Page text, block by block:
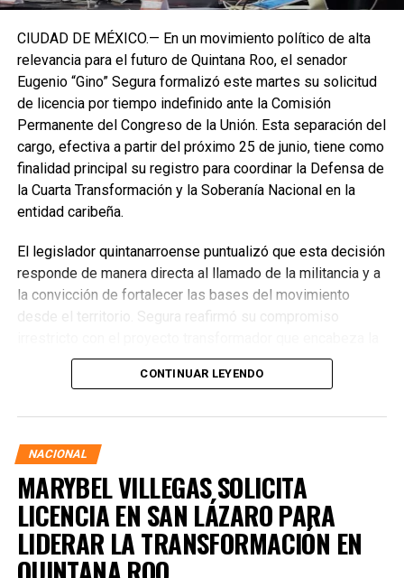
CIUDAD DE MÉXICO.— En un movimiento político de alta
relevancia para el futuro de Quintana Roo, el senador
Eugenio “Gino” Segura formalizó este martes su solicitud
de licencia por tiempo indefinido ante la Comisión
Permanente del Congreso de la Unión. Esta separación del
cargo, efectiva a partir del próximo 25 de junio, tiene como
finalidad principal su registro para coordinar la Defensa de
la Cuarta Transformación y la Soberanía Nacional en la
entidad caribeña.
El legislador quintanarroense puntualizó que esta decisión
responde de manera directa al llamado de la militancia y a
la convicción de fortalecer las bases del movimiento
desde el territorio. Segura reafirmó su compromiso
presidenta de la República, Claudia Sheinbaum Pardo,
asegurando que la consolidación del bienestar social
CONTINUAR LEYENDO
NACIONAL
MARYBEL VILLEGAS SOLICITA
LICENCIA EN SAN LÁZARO PARA
LIDERAR LA TRANSFORMACIÓN EN